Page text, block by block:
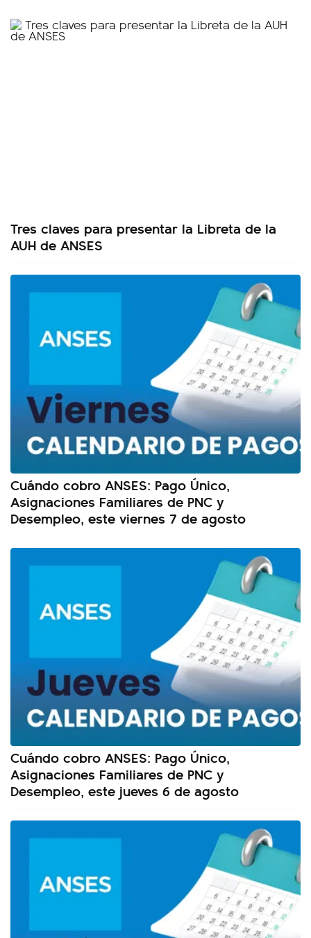
Tres claves para presentar la Libreta de la
AUH de ANSES
Cuándo cobro ANSES: Pago Único,
Asignaciones Familiares de PNC y
Desempleo, este viernes 7 de agosto
Cuándo cobro ANSES: Pago Único,
Asignaciones Familiares de PNC y
Desempleo, este jueves 6 de agosto